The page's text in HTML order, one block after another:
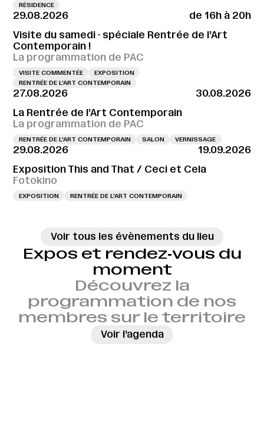
RÉSIDENCE
29.08.2026
de 16h à 20h
Visite du samedi · spéciale Rentrée de l’Art
Contemporain !
La programmation de PAC
VISITE COMMENTÉE
EXPOSITION
RENTRÉE DE L'ART CONTEMPORAIN
27.08.2026
30.08.2026
La Rentrée de l’Art Contemporain
La programmation de PAC
RENTRÉE DE L'ART CONTEMPORAIN SALON VERNISSAGE
29.08.2026
19.09.2026
Exposition This and That / Ceci et Cela
Fotokino
EXPOSITION RENTRÉE DE L'ART CONTEMPORAIN
Voir tous les évènements du lieu
Expos et rendez‑vous du
moment
Découvrez la
programmation de nos
membres sur le territoire
Voir l’agenda